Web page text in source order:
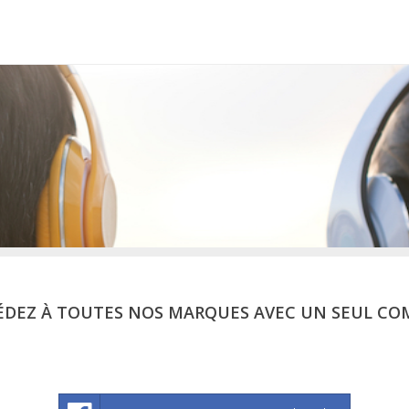
À TOUTES NOS MARQUES AVEC UN SEUL